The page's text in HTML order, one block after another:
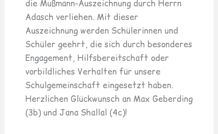
die Mußmann-Auszeichnung durch Herrn
Adasch verliehen. Mit dieser
Auszeichnung werden Schülerinnen und
Schüler geehrt, die sich durch besonderes
Engagement, Hilfsbereitschaft oder
vorbildliches Verhalten für unsere
Schulgemeinschaft eingesetzt haben.
Herzlichen Glückwunsch an Max Geberding
(3b) und Jana Shallal (4c)!